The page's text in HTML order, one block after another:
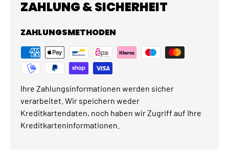
ZAHLUNG & SICHERHEIT
ZAHLUNGSMETHODEN
Ihre Zahlungsinformationen werden sicher
verarbeitet. Wir speichern weder
Kreditkartendaten, noch haben wir Zugriff auf Ihre
Kreditkarteninformationen.